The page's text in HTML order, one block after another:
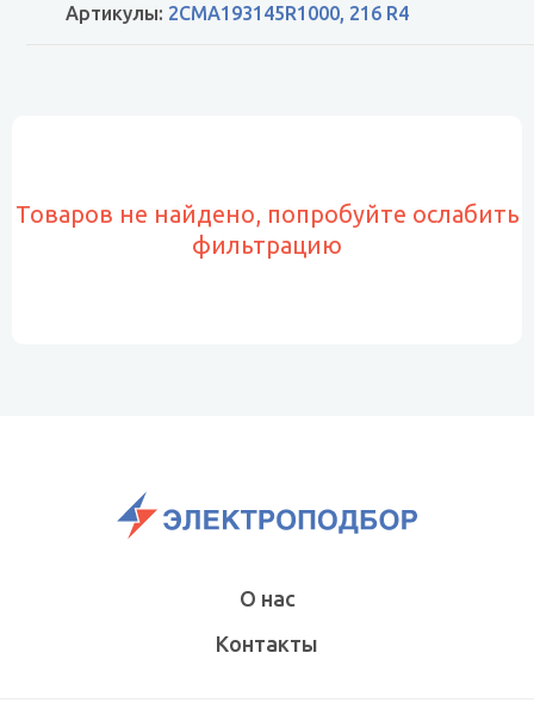
Артикулы: 2CMA193145R1000, 216 R4
Товаров не найдено, попробуйте ослабить
фильтрацию
О нас
Контакты